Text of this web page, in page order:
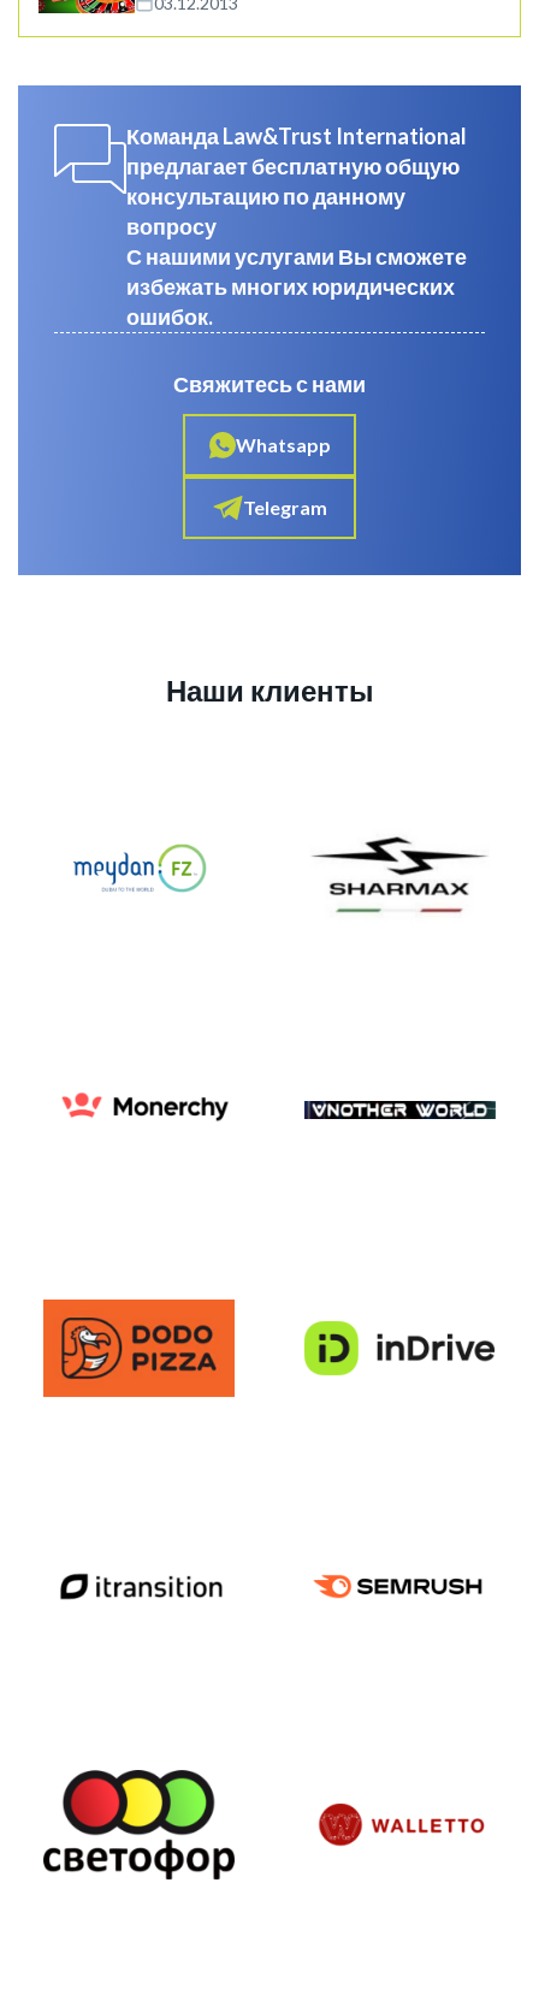
Команда Law&Trust International
предлагает бесплатную общую
консультацию по данному
вопросу
С нашими услугами Вы сможете
избежать многих юридических
ошибок.
Свяжитесь с нами
Whatsapp
Telegram
Наши клиенты